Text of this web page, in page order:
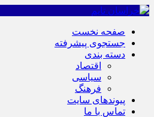
صفحه نخست
جستجوی پیشرفته
دسته بندی
اقتصاد
سیاسی
فرهنگ
پیوندهای سایت
تماس با ما